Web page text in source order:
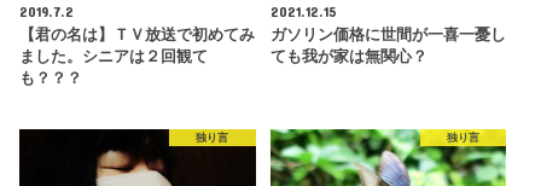
2019.7.2
【君の名は】ＴＶ放送で初めてみ
ました。シニアは２回観て
も？？？
2021.12.15
ガソリン価格に世間が一喜一憂し
ても我が家は無関心？
独り言 独り言